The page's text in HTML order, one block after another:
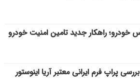
راهکار جدید تامین امنیت خودرو
پراپ فرم ایرانی معتبر آریا اینوستور